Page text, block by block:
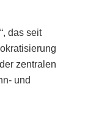
das seit
zentralen
und